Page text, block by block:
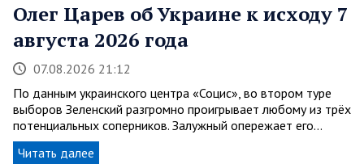
Олег Царев об Украине к исходу 7
августа 2026 года
07.08.2026 21:12
По данным украинского центра «Социс», во втором туре
выборов Зеленский разгромно проигрывает любому из трёх
потенциальных соперников. Залужный опережает его…
Читать далее